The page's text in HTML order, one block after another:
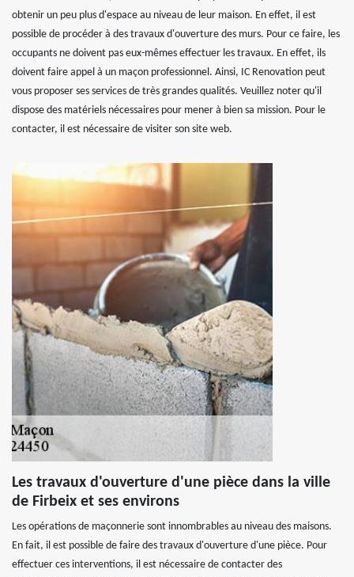
obtenir un peu plus d'espace au niveau de leur maison. En effet, il est
possible de procéder à des travaux d'ouverture des murs. Pour ce faire, les
occupants ne doivent pas eux-mêmes effectuer les travaux. En effet, ils
doivent faire appel à un maçon professionnel. Ainsi, IC Renovation peut
vous proposer ses services de très grandes qualités. Veuillez noter qu'il
dispose des matériels nécessaires pour mener à bien sa mission. Pour le
contacter, il est nécessaire de visiter son site web.
Les travaux d'ouverture d'une pièce dans la ville
de Firbeix et ses environs
Les opérations de maçonnerie sont innombrables au niveau des maisons.
En fait, il est possible de faire des travaux d'ouverture d'une pièce. Pour
effectuer ces interventions, il est nécessaire de contacter des